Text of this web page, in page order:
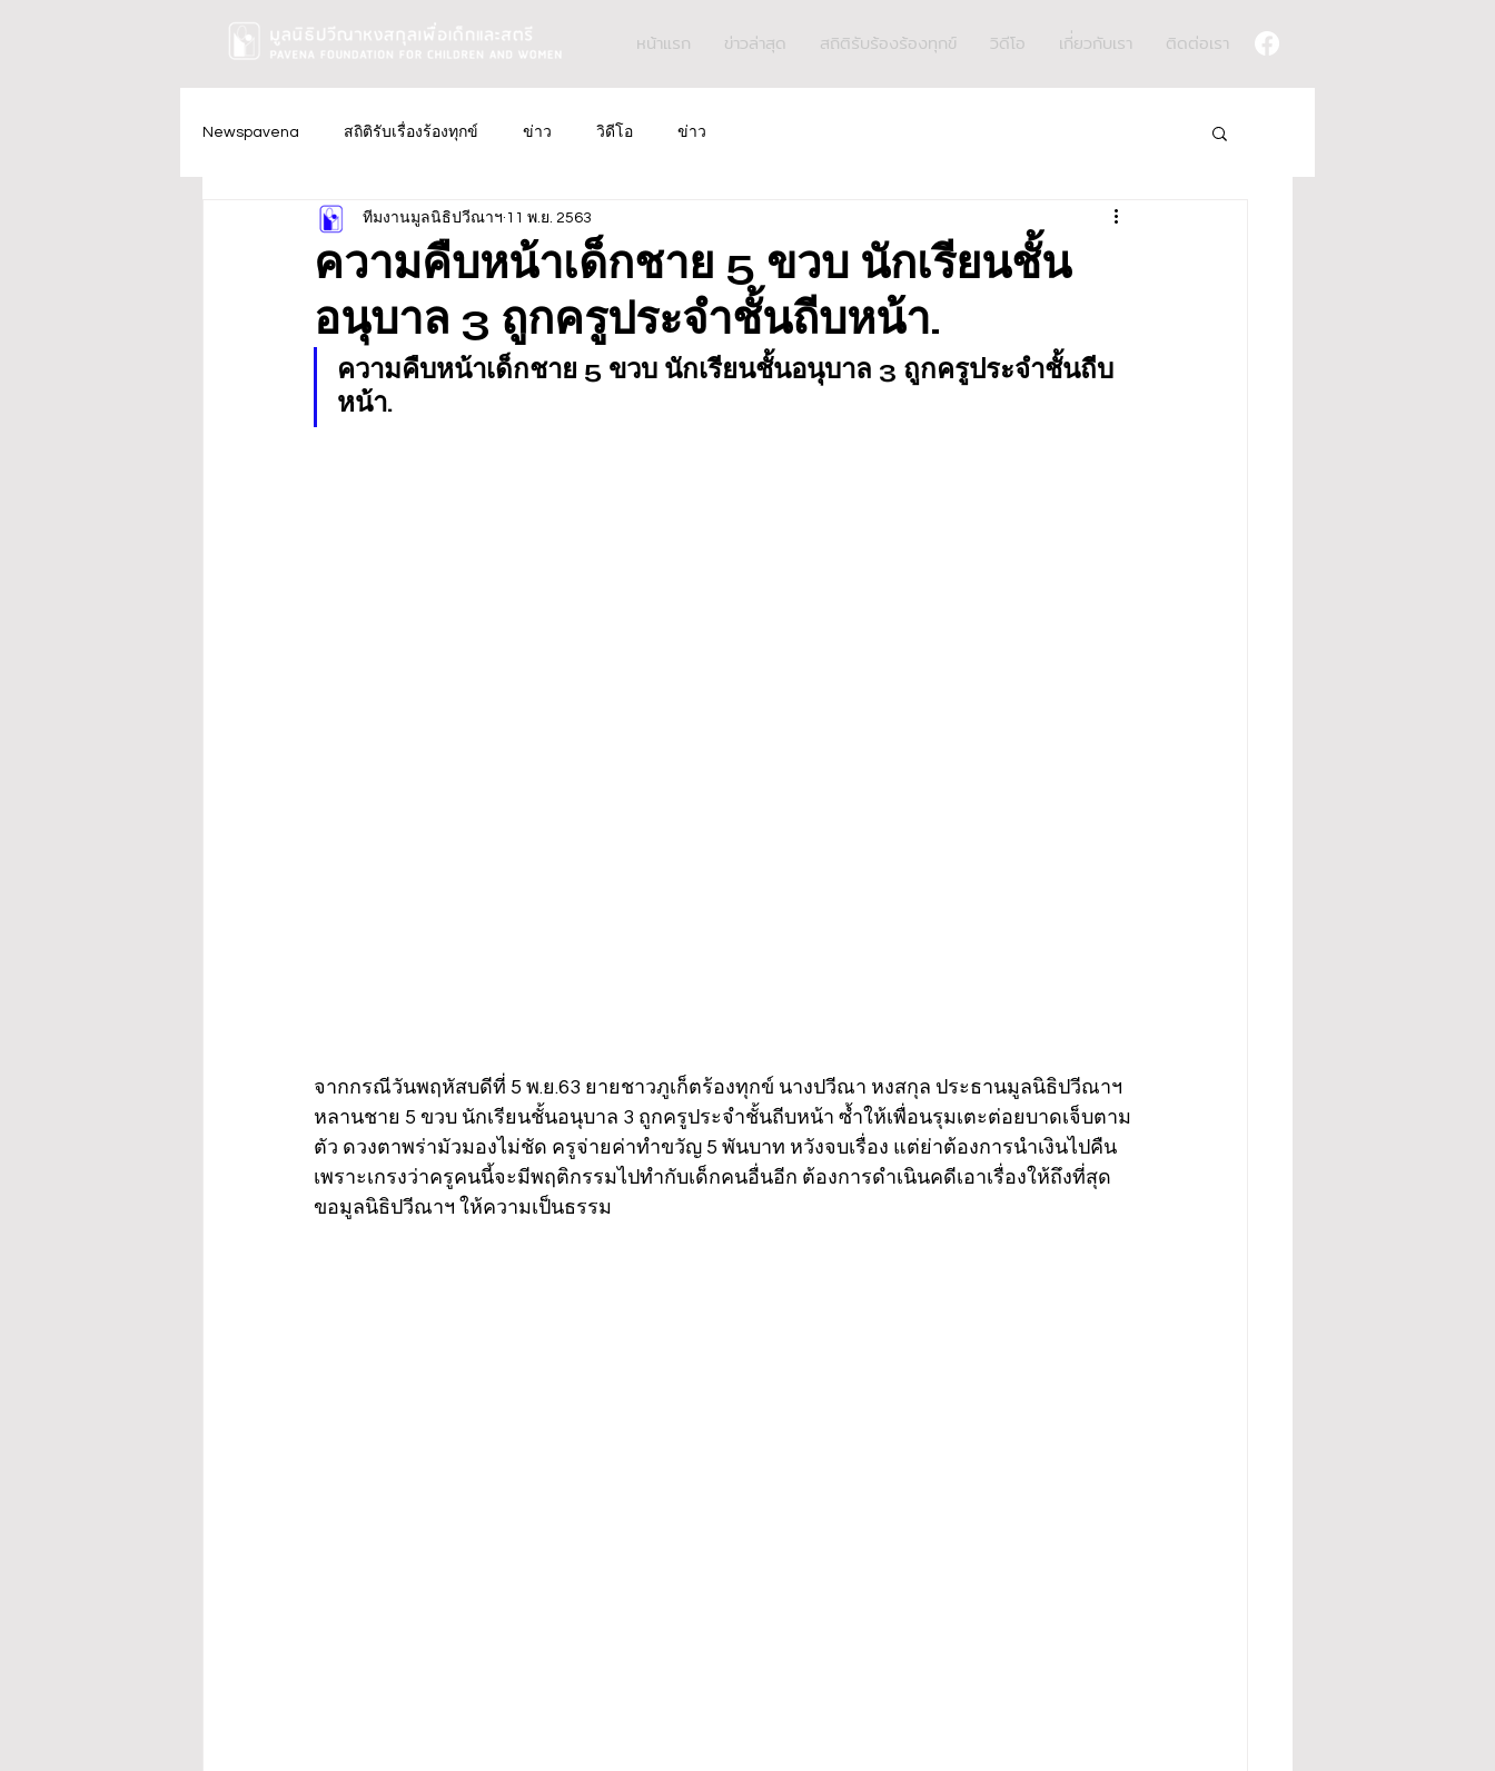
หน้าแรก ข่าวล่าสุด สถิติรับร้องร้องทุกข์ วิดีโอ เกี่ยวกับเรา ติดต่อเรา
Newspavena สถิติรับเรื่องร้องทุกข์ ข่าว วิดีโอ ข่าว
ความคืบหน้าเด็กชาย 5 ขวบ นักเรียนชั้น
อนุบาล 3 ถูกครูประจำชั้นถีบหน้า.
ทีมงานมูลนิธิปวีณาฯ 11 พ.ย. 2563
ความคืบหน้าเด็กชาย 5 ขวบ นักเรียนชั้นอนุบาล 3 ถูกครูประจำชั้นถีบ
หน้า.
จากกรณีวันพฤหัสบดีที่ 5 พ.ย.63 ยายชาวภูเก็ตร้องทุกข์ นางปวีณา หงสกุล ประธานมูลนิธิปวีณาฯ
หลานชาย 5 ขวบ นักเรียนชั้นอนุบาล 3 ถูกครูประจำชั้นถีบหน้า ซ้ำให้เพื่อนรุมเตะต่อยบาดเจ็บตาม
ตัว ดวงตาพร่ามัวมองไม่ชัด ครูจ่ายค่าทำขวัญ 5 พันบาท หวังจบเรื่อง แต่ย่าต้องการนำเงินไปคืน
เพราะเกรงว่าครูคนนี้จะมีพฤติกรรมไปทำกับเด็กคนอื่นอีก ต้องการดำเนินคดีเอาเรื่องให้ถึงที่สุด
ขอมูลนิธิปวีณาฯ ให้ความเป็นธรรม